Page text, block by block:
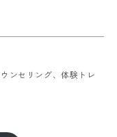
ンセリング、体験トレ